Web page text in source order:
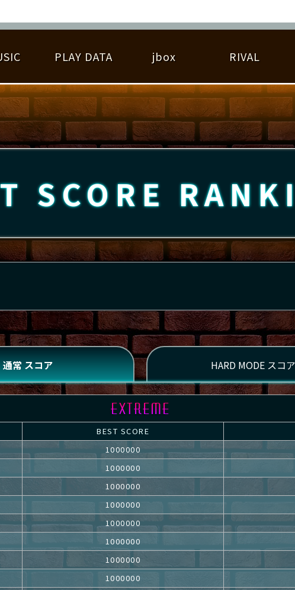
基本の遊び方 遊び方ガイド
遊べる楽曲 アーティスト紹介
PLAY DATA
ゆびベル 楽
プレーグラフ ねんご
jbox RIVAL
逆ライバル一覧 ライバル比較 プレーヤー検索
大会参加 大会開催 大会参加情報 大会とは？
HIT CHART BEST SCORE RANKING
SCORE
BEST SCORE
1000000
1000000
1000000
1000000
1000000
1000000
1000000
1000000